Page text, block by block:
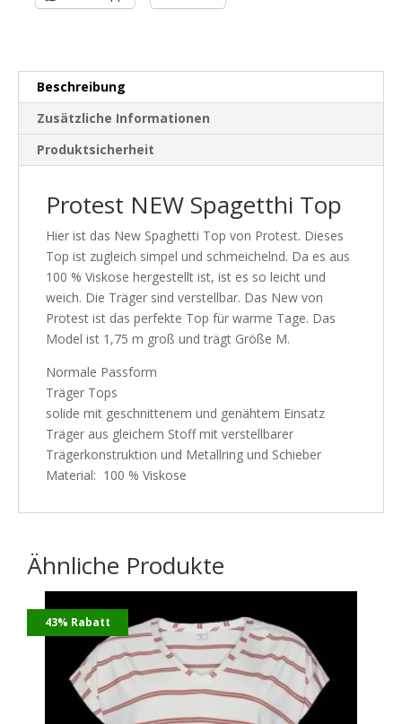
Beschreibung
Zusätzliche Informationen
Produktsicherheit
Protest NEW Spagetthi Top
Hier ist das New Spaghetti Top von Protest. Dieses
Top ist zugleich simpel und schmeichelnd. Da es aus
100 % Viskose hergestellt ist, ist es so leicht und
weich. Die Träger sind verstellbar. Das New von
Protest ist das perfekte Top für warme Tage. Das
Model ist 1,75 m groß und trägt Größe M.
Normale Passform
Träger Tops
solide mit geschnittenem und genähtem Einsatz
Träger aus gleichem Stoff mit verstellbarer
Trägerkonstruktion und Metallring und Schieber
Material: 100 % Viskose
Ähnliche Produkte
43% Rabatt